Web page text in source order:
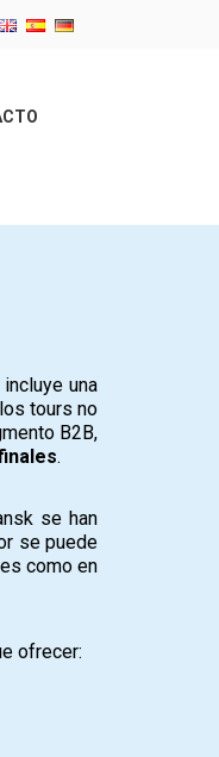
una
tours no
B2B,
.
se han
se puede
como en
ofrecer: